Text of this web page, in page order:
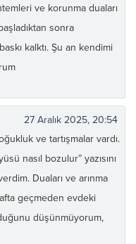
ve korunma duaları
sonra
kalktı. Şu an kendimi
27 Aralık 2025, 20:54
ve tartışmalar vardı.
nasıl bozulur” yazısını
Duaları ve arınma
geçmeden evdeki
düşünmüyorum,